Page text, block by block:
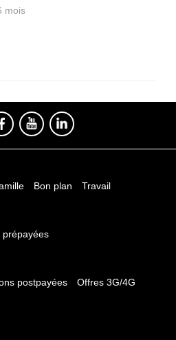
mois
Bon plan Travail
prépayées
postpayées
Offres 3G/4G